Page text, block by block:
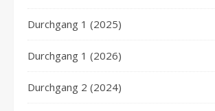
Durchgang 1 (2025)
Durchgang 1 (2026)
Durchgang 2 (2024)